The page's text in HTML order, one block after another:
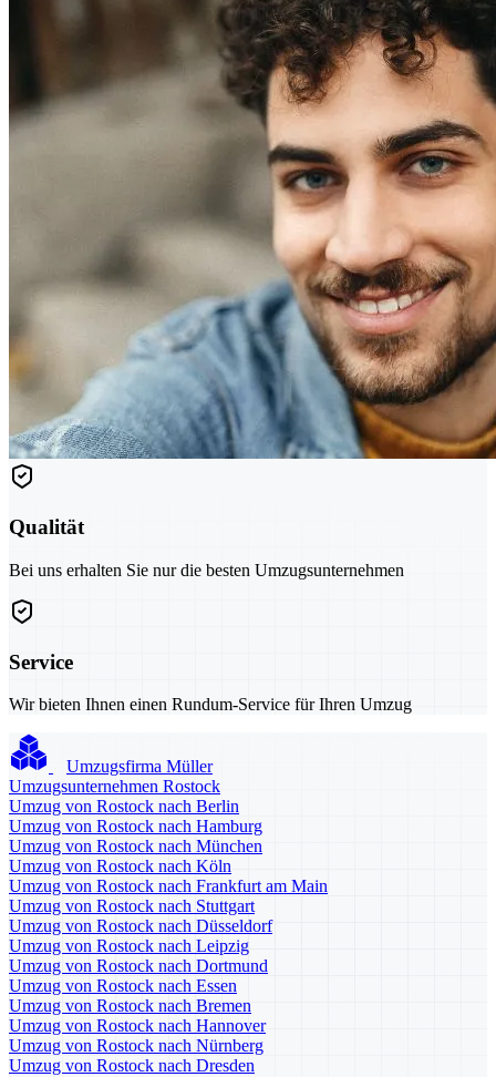
Qualität
Bei uns erhalten Sie nur die besten Umzugsunternehmen
Service
Wir bieten Ihnen einen Rundum-Service für Ihren Umzug
Umzugsfirma Müller
Umzugsunternehmen Rostock
Umzug von Rostock nach Berlin
Umzug von Rostock nach Hamburg
Umzug von Rostock nach München
Umzug von Rostock nach Köln
Umzug von Rostock nach Frankfurt am Main
Umzug von Rostock nach Stuttgart
Umzug von Rostock nach Düsseldorf
Umzug von Rostock nach Leipzig
Umzug von Rostock nach Dortmund
Umzug von Rostock nach Essen
Umzug von Rostock nach Bremen
Umzug von Rostock nach Hannover
Umzug von Rostock nach Nürnberg
Umzug von Rostock nach Dresden